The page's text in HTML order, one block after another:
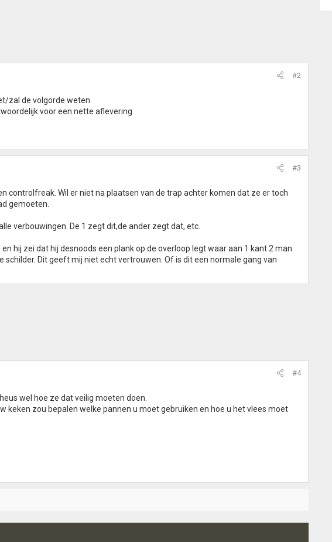
#2
zal de volgorde weten.
voor een nette aflevering.
#3
controlfreak. Wil er niet na plaatsen van de trap achter komen dat ze er toch
gemoeten.
verbouwingen. De 1 zegt dit,de ander zegt dat, etc.
hij zei dat hij desnoods een plank op de overloop legt waar aan 1 kant 2 man
schilder. Dit geeft mij niet echt vertrouwen. Of is dit een normale gang van
#4
wel hoe ze dat veilig moeten doen.
keken zou bepalen welke pannen u moet gebruiken en hoe u het vlees moet